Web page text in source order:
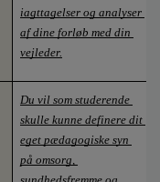
iagttagelser og analyser
af dine forløb med din
vejleder.
Du vil som studerende
skulle kunne definere dit
eget pædagogiske syn
på omsorg,